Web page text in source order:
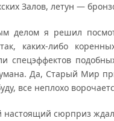
Залов, летун —
делом я решил
каких-либо
спецэффектов
Да, Старый Мир
все неплохо
сюрприз